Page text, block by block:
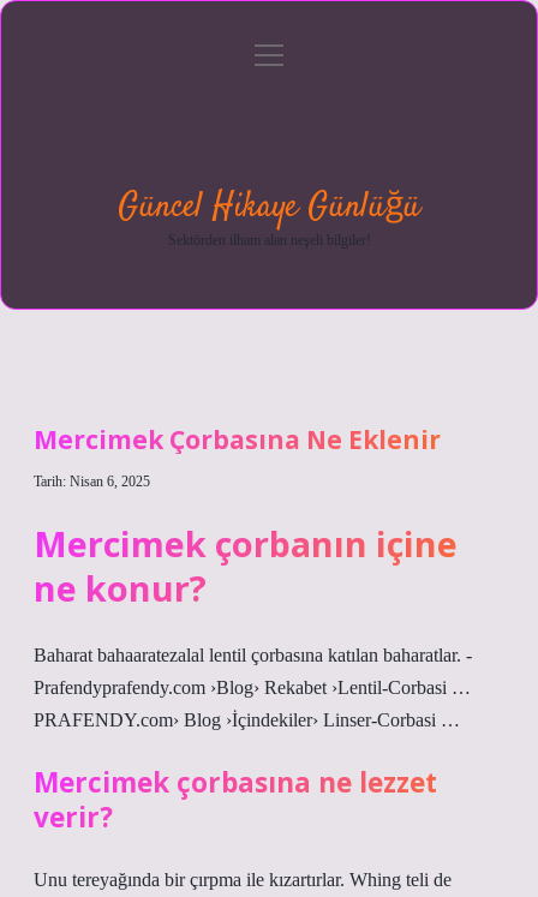
menüyü
Güncel Hikaye Günlüğü
Sektörden ilham alan neşeli bilgiler!
Mercimek Çorbasına Ne Eklenir
Tarih: Nisan 6, 2025
Mercimek çorbanın içine
ne konur?
Baharat bahaaratezalal lentil çorbasına katılan baharatlar. -
Prafendyprafendy.com ›Blog› Rekabet ›Lentil-Corbasi …
PRAFENDY.com› Blog ›İçindekiler› Linser-Corbasi …
Mercimek çorbasına ne lezzet
verir?
Unu tereyağında bir çırpma ile kızartırlar. Whing teli de